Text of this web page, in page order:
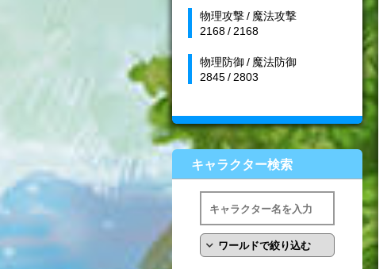
物理攻撃 / 魔法攻撃
2168 / 2168
物理防御 / 魔法防御
2845 / 2803
キャラクター検索